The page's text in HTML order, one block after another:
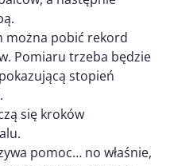
można pobić rekord
Pomiaru trzeba będzie
stopień
się kroków
pomoc… no właśnie,